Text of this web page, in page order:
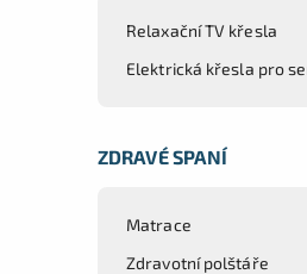
Relaxační TV křesla
Elektrická křesla pro
ZDRAVÉ SPANÍ
Matrace
Zdravotní polštáře